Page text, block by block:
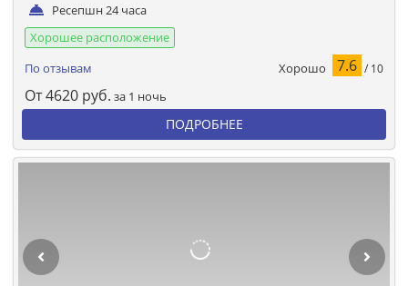
Ресепшн 24 часа
Хорошее расположение
По отзывам
Хорошо 7.6 / 10
От4620 руб. за 1 ночь
ПОДРОБНЕЕ